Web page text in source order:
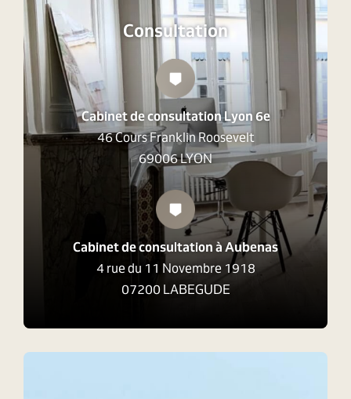
Consultation
Cabinet de consultation Lyon 6e
46 Cours Franklin Roosevelt
69006 LYON
Cabinet de consultation à Aubenas
4 rue du 11 Novembre 1918
07200 LABEGUDE